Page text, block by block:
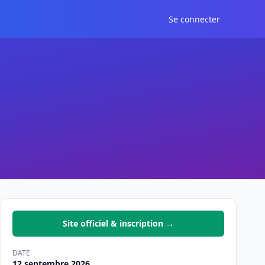
Se connecter
Site officiel & inscription →
DATE